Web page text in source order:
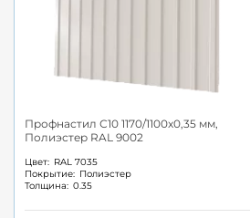
Профнастил С10 1170/1100x0,35 мм,
Полиэстер RAL 9002
Цвет: RAL 7035
Покрытие: Полиэстер
Толщина: 0.35